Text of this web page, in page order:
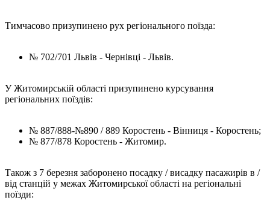
Тимчасово призупинено рух регіонального поїзда:
№ 702/701 Львів - Чернівці - Львів.
У Житомирській області призупинено курсування
регіональних поїздів:
№ 887/888-№890 / 889 Коростень - Вінниця - Коростень;
№ 877/878 Коростень - Житомир.
Також з 7 березня заборонено посадку / висадку пасажирів в /
від станцій у межах Житомирської області на регіональні
поїзди: